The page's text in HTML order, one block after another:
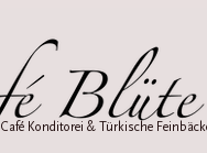
Café Konditorei & Türkische